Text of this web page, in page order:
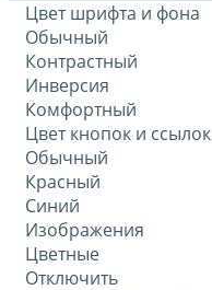
Цвет шрифта и фона
Обычный
Контрастный
Инверсия
Комфортный
Цвет кнопок и ссылок
Обычный
Красный
Синий
Изображения
Цветные
Отключить